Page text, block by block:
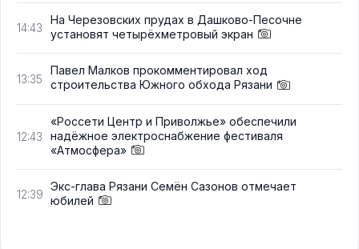
14:43
На Черезовских прудах в Дашково-Песочне
установят четырёхметровый экран
13:35
Павел Малков прокомментировал ход
строительства Южного обхода Рязани
12:43
«Россети Центр и Приволжье» обеспечили
надёжное электроснабжение фестиваля
«Атмосфера»
12:39
Экс-глава Рязани Семён Сазонов отмечает
юбилей